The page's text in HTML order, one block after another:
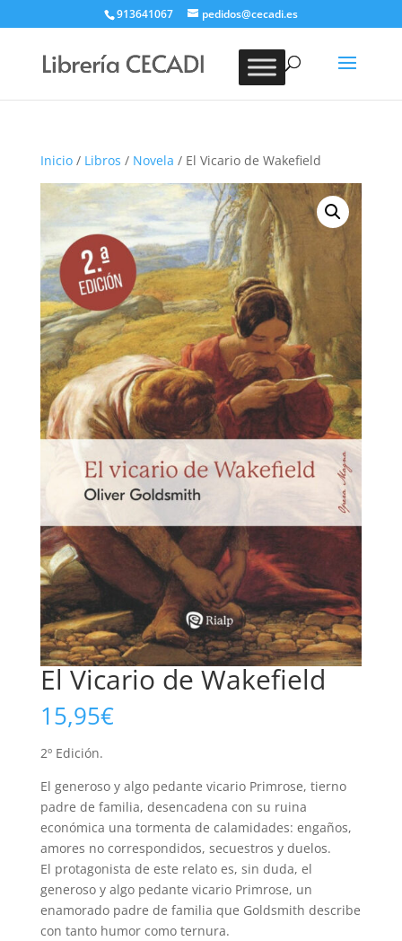
913641067 pedidos@cecadi.es
BUSCAR
Inicio/ Libros / Novela / El Vicario de Wakefield
El Vicario de Wakefield
15,95€
2º Edición.
El generoso y algo pedante vicario Primrose, tierno
padre de familia, desencadena con su ruina
económica una tormenta de calamidades: engaños,
amores no correspondidos, secuestros y duelos.
El protagonista de este relato es, sin duda, el
generoso y algo pedante vicario Primrose, un
enamorado padre de familia que Goldsmith describe
con tanto humor como ternura.